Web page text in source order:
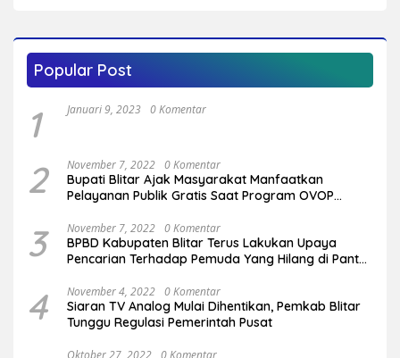
Popular Post
1 Januari 9, 2023 0 Komentar
2 November 7, 2022 0 Komentar
Bupati Blitar Ajak Masyarakat Manfaatkan
Pelayanan Publik Gratis Saat Program OVOP
3 November 7, 2022 0 Komentar
BPBD Kabupaten Blitar Terus Lakukan Upaya
Pencarian Terhadap Pemuda Yang Hilang di Pantai
4 November 4, 2022 0 Komentar
Siaran TV Analog Mulai Dihentikan, Pemkab Blitar
Tunggu Regulasi Pemerintah Pusat
Oktober 27, 2022 0 Komentar